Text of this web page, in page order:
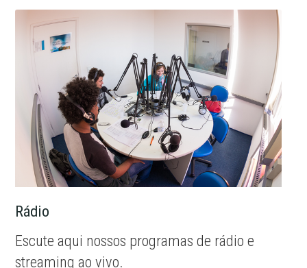
Rádio
Escute aqui nossos programas de rádio e
streaming ao vivo.